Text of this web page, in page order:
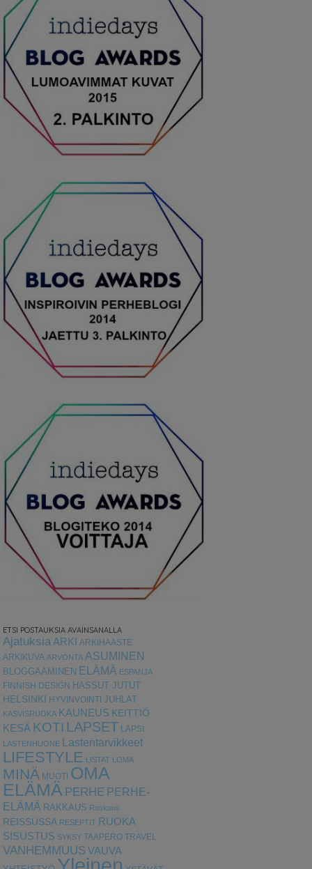
ETSI POSTAUKSIA AVAINSANALLA
Ajatuksia ARKI ARKIHAASTE
ARKIKUVA ARVONTA ASUMINEN
BLOGGAAMINEN ELÄMÄ ESPANJA
FINNISH DESIGN HASSUT JUTUT
HELSINKI HYVINVOINTI JUHLAT
KASVISRUOKA KAUNEUS KEITTIÖ
KESÄ KOTI LAPSET LAPSI
LASTENHUONE Lastentarvikkeet
LIFESTYLE LISTAT LOMA
MINÄ MUOTI OMA
ELÄMÄ PERHE PERHE-
ELÄMÄ RAKKAUS Raskaus
REISSUSSA RESEPTIT RUOKA
SISUSTUS SYKSY TAAPERO TRAVEL
VANHEMMUUS VAUVA